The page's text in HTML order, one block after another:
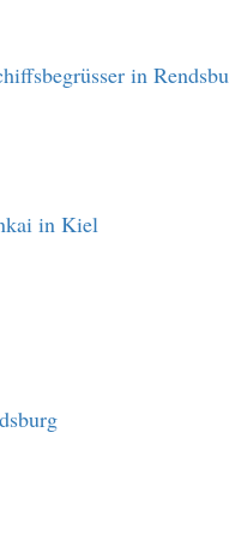
in
in Kiel